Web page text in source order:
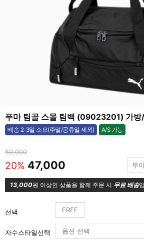
푸마 팀골 스몰 팀백 (09023201) 가방
배송 2-3일 소요(주말/공휴일 제외) A/S 가능
가능
59,000
20% 47,000 무
13,000원 이상인 상품을 함께 주문 시 무료 배송
선택 FREE
자수스타일선택